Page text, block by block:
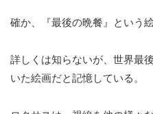
確か、『最後の晩餐』という絵
詳しくは知らないが、世界最
いた絵画だと記憶している。